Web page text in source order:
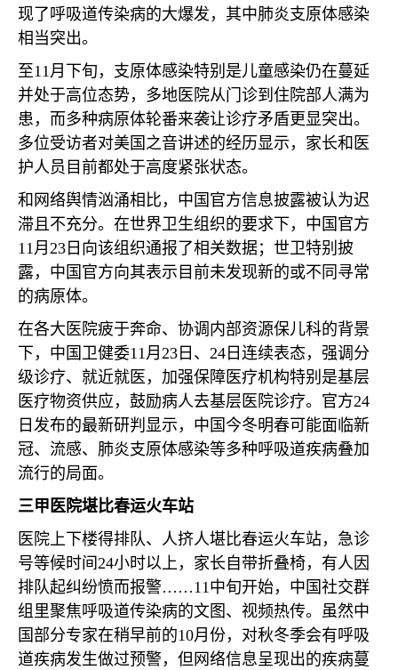
现了呼吸道传染病的大爆发，其中肺炎支原体感染
相当突出。
至11月下旬，支原体感染特别是儿童感染仍在蔓延
并处于高位态势，多地医院从门诊到住院部人满为
患，而多种病原体轮番来袭让诊疗矛盾更显突出。
多位受访者对美国之音讲述的经历显示，家长和医
护人员目前都处于高度紧张状态。
和网络舆情汹涌相比，中国官方信息披露被认为迟
滞且不充分。在世界卫生组织的要求下，中国官方
11月 23 日向该组织通报了相关数据；世卫特别披
露，中国官方向其表示目前未发现新的或不同寻常
的病原体。
在各大医院疲于奔命、协调内部资源保儿科的背景
下，中国卫健委11月 23 日、 24 日连续表态，强调分
级诊疗、就近就医，加强保障医疗机构特别是基层
医疗物资供应，鼓励病人去基层医院诊疗。官方24
日发布的最新研判显示，中国今冬明春可能面临新
冠、流感、肺炎支原体感染等多种呼吸道疾病叠加
流行的局面。
三甲医院堪比春运火车站
医院上下楼得排队、人挤人堪比春运火车站，急诊
号等候时间 24小时以上，家长自带折叠椅，有人因
排队起纠纷愤而报警……11中旬开始，中国社交群
组里聚焦呼吸道传染病的文图、视频热传。虽然中
国部分专家在稍早前的10月份，对秋冬季会有呼吸
道疾病发生做过预警，但网络信息呈现出的疾病蔓